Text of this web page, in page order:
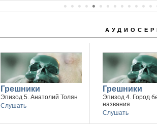
Грешники
Эпизод 5. Анатолий Толян
Слушать
Грешники
Эпизод 4. Город
названия
Слушать